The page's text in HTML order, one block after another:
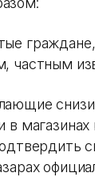
частным
в